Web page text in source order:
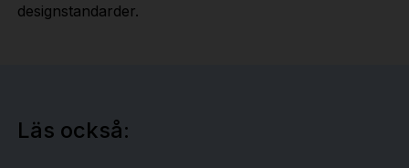
designstandarder.
Läs också: